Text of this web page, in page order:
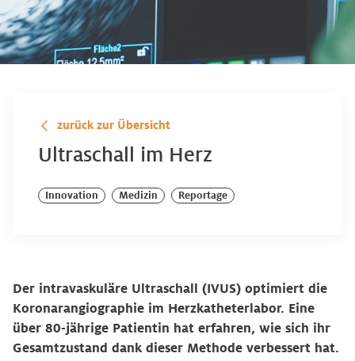
zurück zur Übersicht
Ultraschall im Herz
Innovation Medizin Reportage
Der intravaskuläre Ultraschall (IVUS) optimiert die
Koronar­angiographie im Herzkatheterlabor. Eine
über 80-jährige Patientin hat erfahren, wie sich ihr
Gesamtzustand dank dieser Methode verbessert hat.